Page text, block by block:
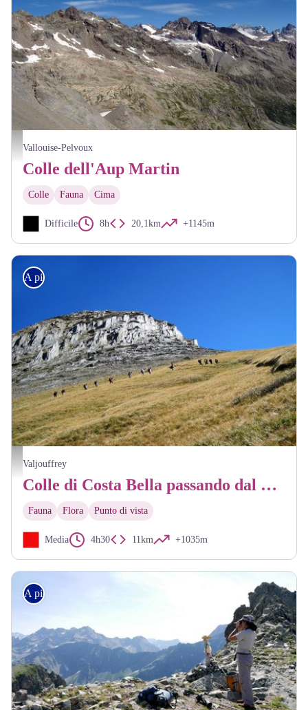
Vue depuis le col de l'Aup Martin - Thierry Maillet - PNE
Vallouise-Pelvoux
Colle dell'Aup Martin
Colle Fauna Cima
Difficile 8h 20,1km +1145m
Randonneurs au col de Côte-Belle - Christophe Albert - PNE
A piedi
Valjouffrey
Colle di Costa Bella passando dal Deserto
Fauna Flora Punto di vista
Media 4h30 11km +1035m
A piedi